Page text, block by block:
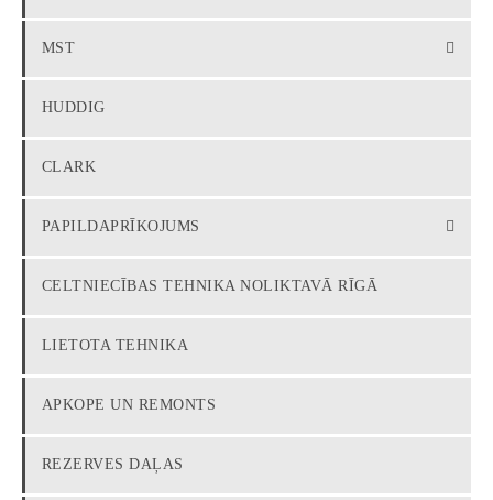
MST
HUDDIG
CLARK
PAPILDAPRĪKOJUMS
CELTNIECĪBAS TEHNIKA NOLIKTAVĀ RĪGĀ
LIETOTA TEHNIKA
APKOPE UN REMONTS
REZERVES DAĻAS